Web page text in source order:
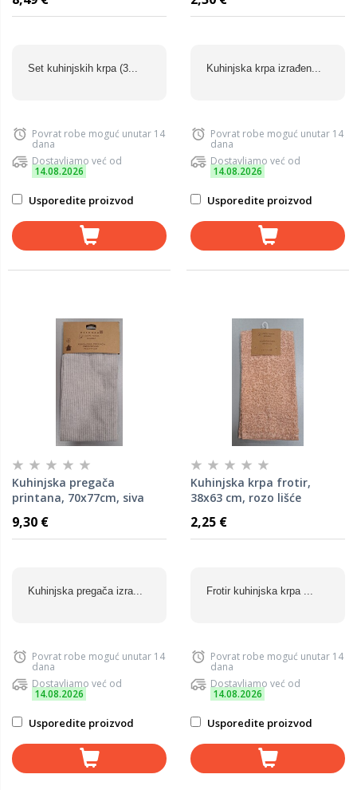
Set kuhinjskih krpa (3...
Povrat robe moguć unutar 14
dana
Dostavljamo već od
14.08.2026
Usporedite proizvod
Kuhinjska krpa izrađen...
Povrat robe moguć unutar 14
dana
Dostavljamo već od
14.08.2026
Usporedite proizvod
Kuhinjska pregača
printana, 70x77cm, siva
9,30 €
Kuhinjska pregača izra...
Povrat robe moguć unutar 14
dana
Dostavljamo već od
14.08.2026
Usporedite proizvod
Kuhinjska krpa frotir,
38x63 cm, rozo lišće
2,25 €
Frotir kuhinjska krpa ...
Povrat robe moguć unutar 14
dana
Dostavljamo već od
14.08.2026
Usporedite proizvod